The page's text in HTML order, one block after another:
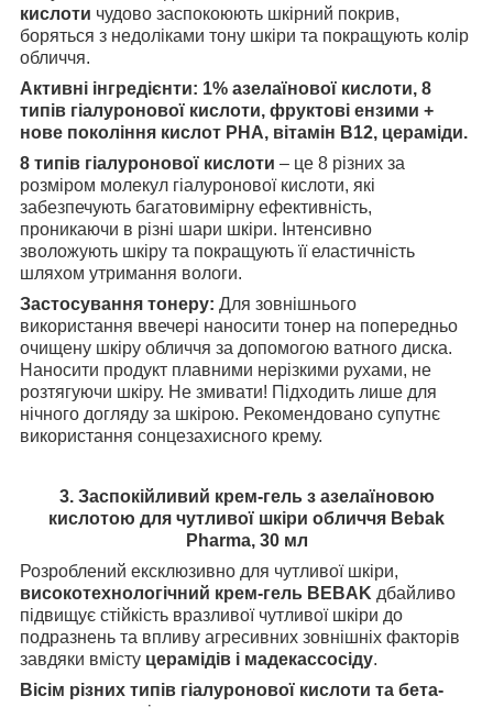
кислоти чудово заспокоюють шкірний покрив,
боряться з недоліками тону шкіри та покращують колір
обличчя.
Активні інгредієнти: 1% азелаїнової кислоти, 8
типів гіалуронової кислоти, фруктові ензими +
нове покоління кислот PHA, вітамін B12, цераміди.
8 типів гіалуронової кислоти – це 8 різних за
розміром молекул гіалуронової кислоти, які
забезпечують багатовимірну ефективність,
проникаючи в різні шари шкіри. Інтенсивно
зволожують шкіру та покращують її еластичність
шляхом утримання вологи.
Застосування тонеру: Для зовнішнього
використання ввечері наносити тонер на попередньо
очищену шкіру обличчя за допомогою ватного диска.
Наносити продукт плавними нерізкими рухами, не
розтягуючи шкіру. Не змивати! Підходить лише для
нічного догляду за шкірою. Рекомендовано супутнє
використання сонцезахисного крему.
3. Заспокійливий крем-гель з азелаїновою
кислотою для чутливої шкіри обличчя Bebak
Pharma, 30 мл
Розроблений ексклюзивно для чутливої шкіри,
високотехнологічний крем-гель BEBAK дбайливо
підвищує стійкість вразливої чутливої шкіри до
подразнень та впливу агресивних зовнішніх факторів
завдяки вмісту церамідів і мадекассосіду.
Вісім різних типів гіалуронової кислоти та бета-